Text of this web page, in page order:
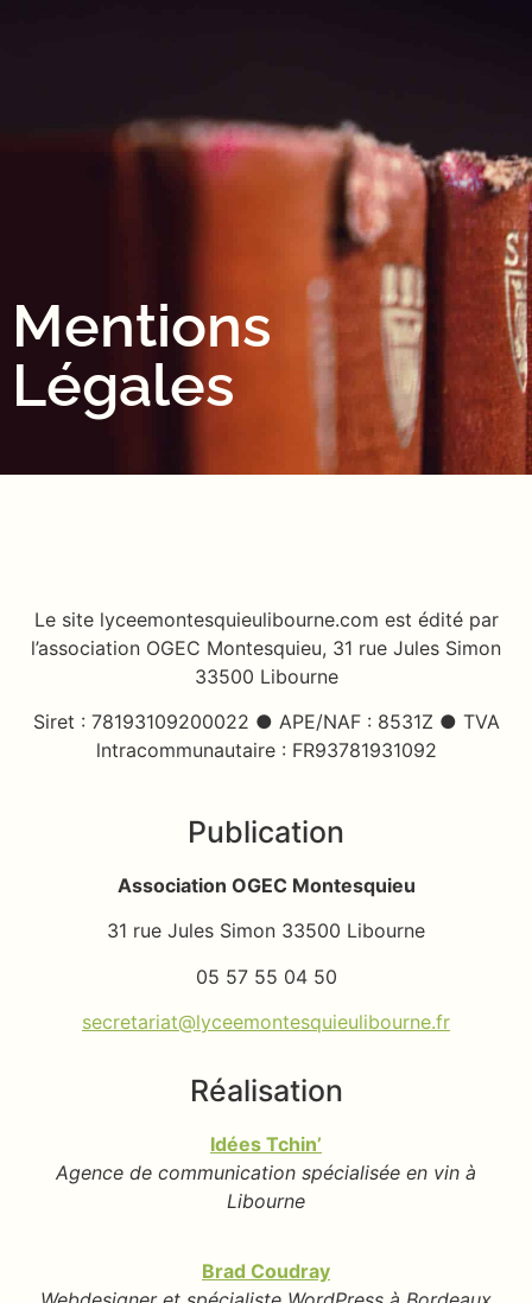
Mentions
Légales
Le site lyceemontesquieulibourne.com est édité par
l’association OGEC Montesquieu, 31 rue Jules Simon
33500 Libourne
Siret : 78193109200022 ● APE/NAF : 8531Z ● TVA
lntracommunautaire : FR93781931092
Publication
Association OGEC Montesquieu
31 rue Jules Simon 33500 Libourne
05 57 55 04 50
secretariat@lyceemontesquieulibourne.fr
Réalisation
Idées Tchin’
Agence de communication spécialisée en vin à
Libourne
Brad Coudray